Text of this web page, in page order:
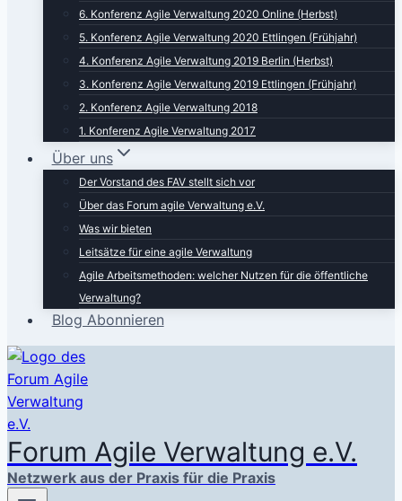
6. Konferenz Agile Verwaltung 2020 Online (Herbst)
5. Konferenz Agile Verwaltung 2020 Ettlingen (Frühjahr)
4. Konferenz Agile Verwaltung 2019 Berlin (Herbst)
3. Konferenz Agile Verwaltung 2019 Ettlingen (Frühjahr)
2. Konferenz Agile Verwaltung 2018
1. Konferenz Agile Verwaltung 2017
Über uns
Der Vorstand des FAV stellt sich vor
Über das Forum agile Verwaltung e.V.
Was wir bieten
Leitsätze für eine agile Verwaltung
Agile Arbeitsmethoden: welcher Nutzen für die öffentliche
Verwaltung?
Blog Abonnieren
Forum Agile Verwaltung e.V.
Netzwerk aus der Praxis für die Praxis